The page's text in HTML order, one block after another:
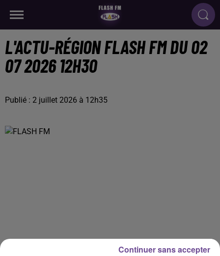
L'ACTU-RÉGION FLASH FM DU 02
07 2026 12H30
Publié : 2 juillet 2026 à 12h35
Continuer sans accepter